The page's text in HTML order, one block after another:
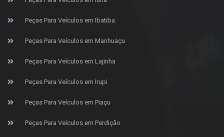
Peças Para Veículos em Ibatiba
Peças Para Veículos em Manhuaçu
Peças Para Veículos em Lajinha
Peças Para Veículos em Irupi
Peças Para Veículos em Piaçu
Peças Para Veículos em Perdição